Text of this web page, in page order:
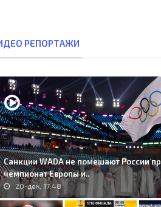
РЕПОРТАЖИ
Санкции WADA не помешают России
чемпионат Европы и..
20-дек, 17:48